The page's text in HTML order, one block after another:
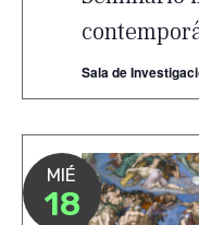
Sala de
MIÉ
18